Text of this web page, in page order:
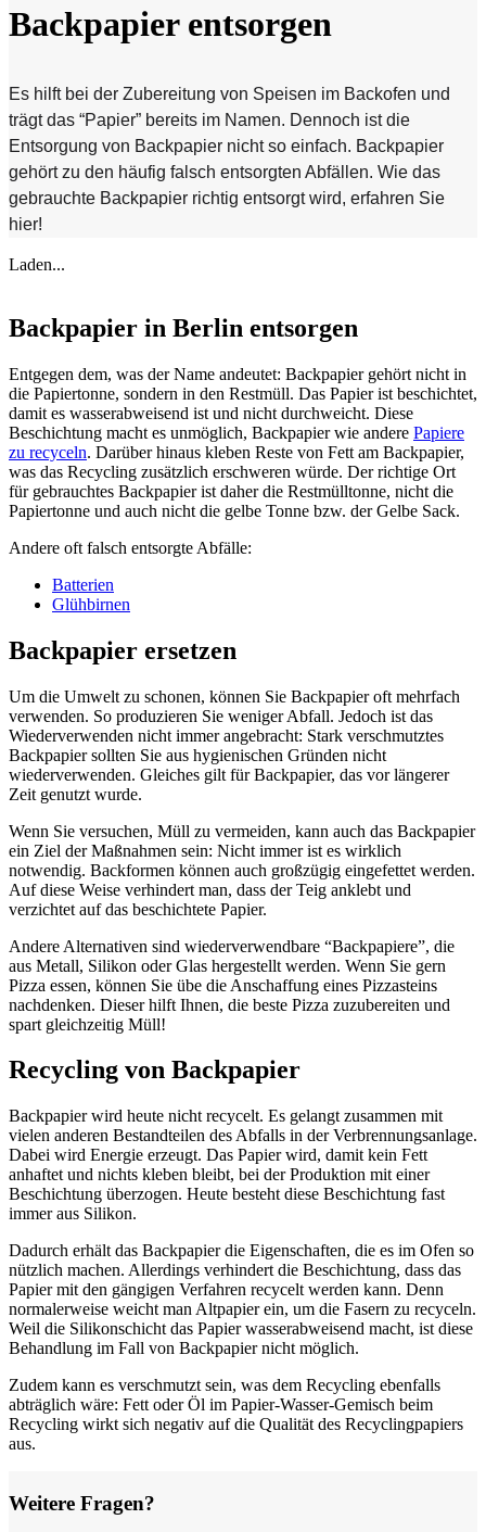
Backpapier entsorgen
Es hilft bei der Zubereitung von Speisen im Backofen und
trägt das “Papier” bereits im Namen. Dennoch ist die
Entsorgung von Backpapier nicht so einfach. Backpapier
gehört zu den häufig falsch entsorgten Abfällen. Wie das
gebrauchte Backpapier richtig entsorgt wird, erfahren Sie
hier!
Laden...
Backpapier in Berlin entsorgen
Entgegen dem, was der Name andeutet: Backpapier gehört nicht in
die Papiertonne, sondern in den Restmüll. Das Papier ist beschichtet,
damit es wasserabweisend ist und nicht durchweicht. Diese
Beschichtung macht es unmöglich, Backpapier wie andere Papiere
zu recyceln. Darüber hinaus kleben Reste von Fett am Backpapier,
was das Recycling zusätzlich erschweren würde. Der richtige Ort
für gebrauchtes Backpapier ist daher die Restmülltonne, nicht die
Papiertonne und auch nicht die gelbe Tonne bzw. der Gelbe Sack.
Andere oft falsch entsorgte Abfälle:
Batterien
Glühbirnen
Backpapier ersetzen
Um die Umwelt zu schonen, können Sie Backpapier oft mehrfach
verwenden. So produzieren Sie weniger Abfall. Jedoch ist das
Wiederverwenden nicht immer angebracht: Stark verschmutztes
Backpapier sollten Sie aus hygienischen Gründen nicht
wiederverwenden. Gleiches gilt für Backpapier, das vor längerer
Zeit genutzt wurde.
Wenn Sie versuchen, Müll zu vermeiden, kann auch das Backpapier
ein Ziel der Maßnahmen sein: Nicht immer ist es wirklich
notwendig. Backformen können auch großzügig eingefettet werden.
Auf diese Weise verhindert man, dass der Teig anklebt und
verzichtet auf das beschichtete Papier.
Andere Alternativen sind wiederverwendbare “Backpapiere”, die
aus Metall, Silikon oder Glas hergestellt werden. Wenn Sie gern
Pizza essen, können Sie übe die Anschaffung eines Pizzasteins
nachdenken. Dieser hilft Ihnen, die beste Pizza zuzubereiten und
spart gleichzeitig Müll!
Recycling von Backpapier
Backpapier wird heute nicht recycelt. Es gelangt zusammen mit
vielen anderen Bestandteilen des Abfalls in der Verbrennungsanlage.
Dabei wird Energie erzeugt. Das Papier wird, damit kein Fett
anhaftet und nichts kleben bleibt, bei der Produktion mit einer
Beschichtung überzogen. Heute besteht diese Beschichtung fast
immer aus Silikon.
Dadurch erhält das Backpapier die Eigenschaften, die es im Ofen so
nützlich machen. Allerdings verhindert die Beschichtung, dass das
Papier mit den gängigen Verfahren recycelt werden kann. Denn
normalerweise weicht man Altpapier ein, um die Fasern zu recyceln.
Weil die Silikonschicht das Papier wasserabweisend macht, ist diese
Behandlung im Fall von Backpapier nicht möglich.
Zudem kann es verschmutzt sein, was dem Recycling ebenfalls
abträglich wäre: Fett oder Öl im Papier-Wasser-Gemisch beim
Recycling wirkt sich negativ auf die Qualität des Recyclingpapiers
aus.
Weitere Fragen?